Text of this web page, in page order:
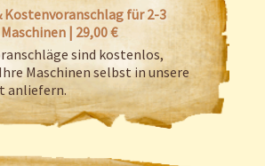
für 2-3
| 29,00 €
sind kostenlos,
Maschinen selbst in unsere
anliefern.